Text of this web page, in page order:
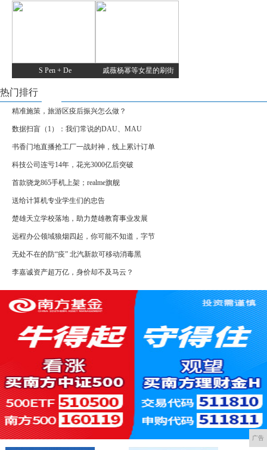
S Pen + De 戚薇杨幂等女星的刷街
热门排行
精准施策，旅游区疫后振兴怎么做？
数据扫盲（1）：我们常说的DAU、MAU
书香门地直播抢工厂一战封神，线上累计订单
科技公司连亏14年，花光3000亿后突破
首款骁龙865手机上架；realme旗舰
送给计算机专业学生们的忠告
楚雄天立学校落地，助力楚雄教育事业发展
远程办公领域狼烟四起，你可能不知道，字节
无处不在的防“疫” 北汽新款可移动消毒黑
李嘉诚资产超万亿，身价却不及马云？
广告